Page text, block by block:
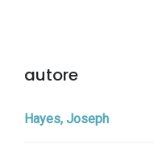
autore
Hayes, Joseph